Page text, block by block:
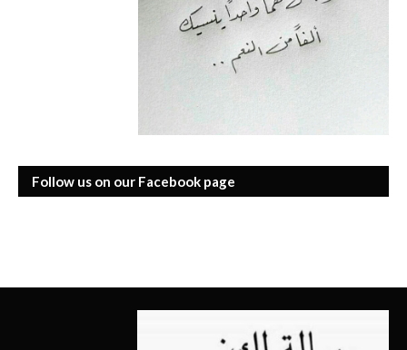
Follow us on our Facebook page